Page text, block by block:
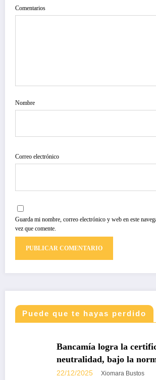
Comentarios
Nombre
Correo electrónico
Guarda mi nombre, correo electrónico y web en este
vez que comente.
Puede que te hayas perdido
DESTACADAS
Bancamía logra la certificación
neutralidad, bajo la norma
14068-1
22/12/2025 Xiomara Bustos